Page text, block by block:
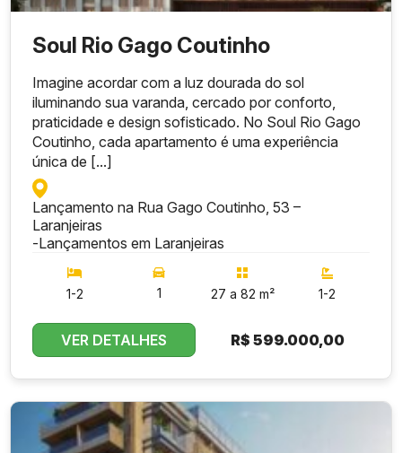
Soul Rio Gago Coutinho
Imagine acordar com a luz dourada do sol
iluminando sua varanda, cercado por conforto,
praticidade e design sofisticado. No Soul Rio Gago
Coutinho, cada apartamento é uma experiência
única de [...]
Lançamento na Rua Gago Coutinho, 53 –
Laranjeiras
-Lançamentos em Laranjeiras
1-2 1 27 a 82 m² 1-2
VER DETALHES R$599.000,00